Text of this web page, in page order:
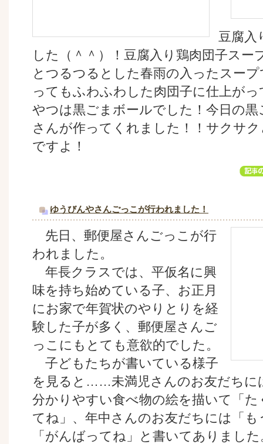
豆腐入
した（＾＾）！豆腐入り鶏肉団子スー
とつるつるとした春雨の入ったスー
ってもふわふわした肉団子に仕上が
やつは黒ごまボールでした！今日の
さんが作ってくれました！！サクサ
ですよ！
ゆうびんやさんごっこが行われました！
先日、郵便屋さんごっこが行
われました。
年長クラスでは、平仮名に興
味を持ち始めている子、お正月
にお家で年賀状のやりとりを経
験した子が多く、郵便屋さんご
っこにもとても意欲的でした。
子どもたちが書いている様子
を見ると……未満児さんのお友だちに
分かりやすい食べ物の絵を描いて「
てね」、年中さんのお友だちには「
「がんばってね」と書いてありました